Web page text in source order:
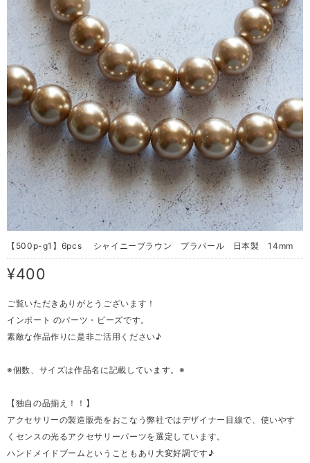
【500p-g1】6pcs シャイニーブラウン プラパール 日本製 14mm
¥400
ご覧いただきありがとうございます！
インポート のパーツ・ビーズです。
素敵な作品作りに是非ご活用ください♪
※個数、サイズは作品名に記載しています。※
【独自の品揃え！！】
アクセサリーの製造販売をおこなう弊社ではデザイナー目線で、使いやす
くセンスの光るアクセサリーパーツを選定しています。
ハンドメイドブームということもあり大変好調です♪